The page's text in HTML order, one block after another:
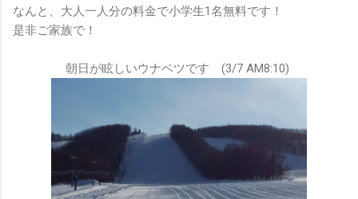
なんと、大人一人分の料金で小学生1名無料です！
是非ご家族で！
朝日が眩しいウナベツです (3/7 AM8:10)